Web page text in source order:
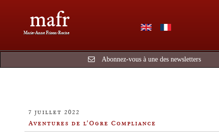
mafr
Marie-Anne Frison-Roche
Abonnez-vous à une des newsletters
7 juillet 2022
Aventures de l'Ogre Compliance